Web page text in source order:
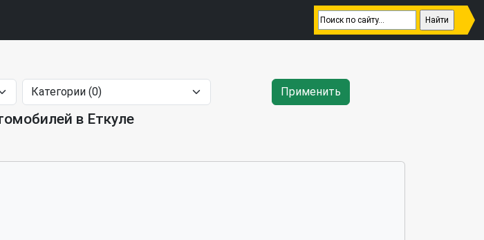
Применить
в Еткуле